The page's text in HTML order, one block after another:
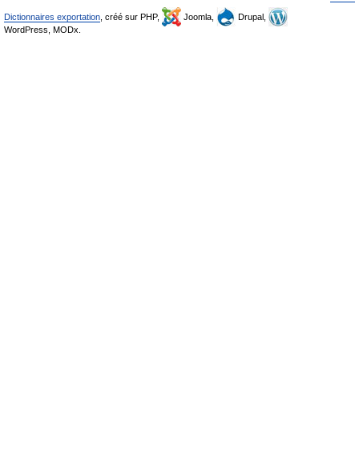
Dictionnaires exportation , créé sur PHP, Joomla,
Drupal,
WordPress, MODx.